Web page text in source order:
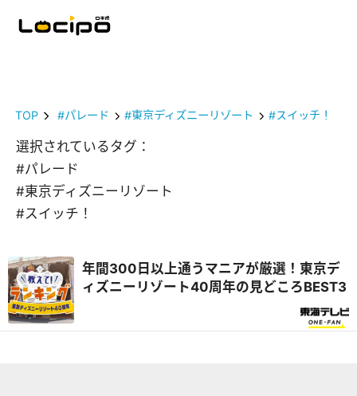
TOP #パレード #東京ディズニーリゾート #スイッチ！
選択されているタグ：
#パレード
#東京ディズニーリゾート
#スイッチ！
年間300日以上通うマニアが厳選！東京デ
ィズニーリゾート40周年の見どころBEST3